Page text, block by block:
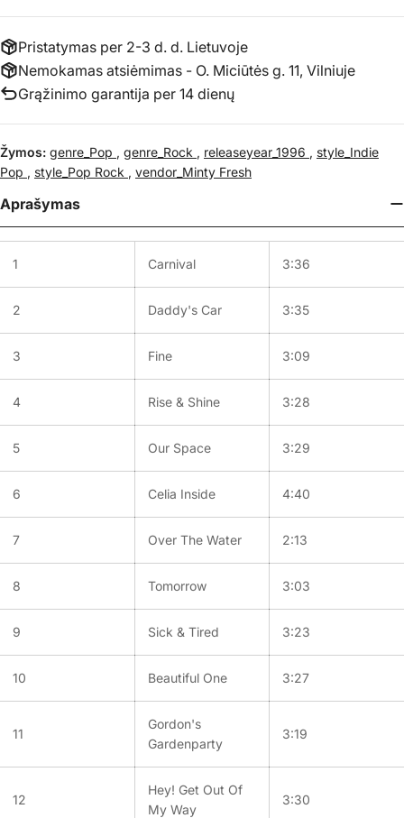
Pristatymas per 2-3 d. d. Lietuvoje
Nemokamas atsiėmimas - O. Miciūtės g. 11, Vilniuje
Grąžinimo garantija per 14 dienų
Žymos: genre_Pop , genre_Rock , releaseyear_1996 , style_Indie
Pop , style_Pop Rock , vendor_Minty Fresh
Aprašymas
1 Carnival 3:36
2 Daddy's Car 3:35
3 Fine 3:09
4 Rise & Shine 3:28
5 Our Space 3:29
6 Celia Inside 4:40
7 Over The Water 2:13
8 Tomorrow 3:03
9 Sick & Tired 3:23
10 Beautiful One 3:27
11
Gordon's
Gardenparty
3:19
12
Hey! Get Out Of
My Way
3:30